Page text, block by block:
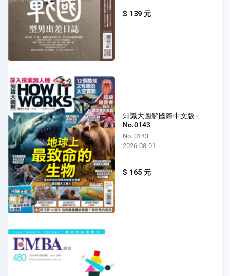
$ 139 元
知識大圖解國際中文版 -
No.0143
No. 0143
2026-08-01
$ 165 元